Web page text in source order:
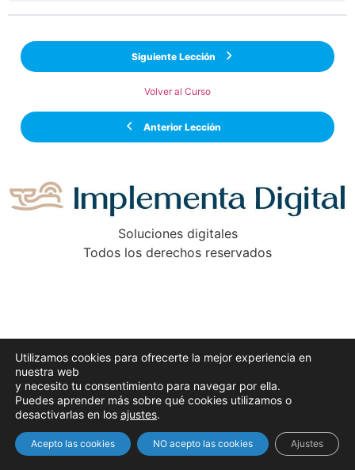
Anterior Lección
Volver al Curso
Siguiente Lección
Soluciones digitales
Todos los derechos reservados
Utilizamos cookies para ofrecerte la mejor experiencia en
nuestra web
y necesito tu consentimiento para navegar por ella.
Puedes aprender más sobre qué cookies utilizamos o
desactivarlas en los ajustes.
Acepto las cookies NO acepto las cookies Ajustes